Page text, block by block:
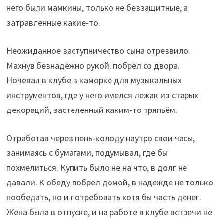
него были мамкины, только не беззащитные, а
затравленные какие-то.
Неожиданное заступничество сына отрезвило.
Махнув безнадёжно рукой, побрёл со двора.
Ночевал в клубе в каморке для музыкальных
инструментов, где у него имелся лежак из старых
декораций, застеленный каким-то тряпьём.
Отработав через пень-колоду наутро свои часы,
занимаясь с бумагами, подумывал, где бы
похмелиться. Купить было не на что, в долг не
давали. К обеду побрёл домой, в надежде не только
пообедать, но и потребовать хотя бы часть денег.
Жена была в отпуске, и на работе в клубе встречи не